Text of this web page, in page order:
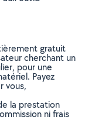
gratuit
cherchant un
pour une
Payez
vous,
la prestation
ni frais